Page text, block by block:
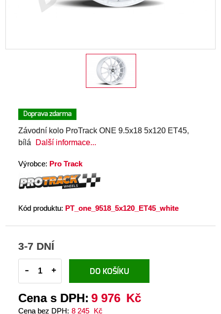
Doprava zdarma
Závodní kolo ProTrack ONE 9.5x18 5x120 ET45,
bílá
Další informace...
Výrobce: Pro Track
Kód produktu: PT_one_9518_5x120_ET45_white
3-7 DNÍ
- + DO KOŠÍKU
Cena s DPH: 9 976 Kč
Cena bez DPH: 8 245 Kč